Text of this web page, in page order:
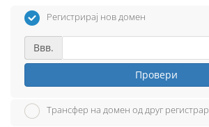
Регистрирај нов домен
Ввв.
Провери
Трансфер на домен од друг регистрар